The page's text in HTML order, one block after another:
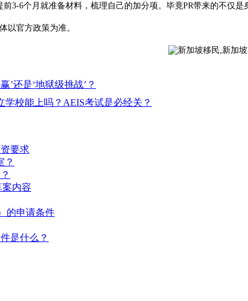
6个月就准备材料，梳理自己的加分项。毕竟PR带来的不仅是
官方政策为准。
©包
’还是‘地狱级挑战’？
校能上吗？AEIS考试是必经关？
要求
？
案内容
的申请条件
是什么？